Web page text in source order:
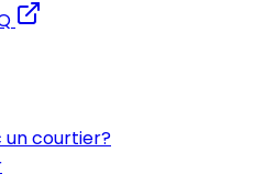
un courtier?